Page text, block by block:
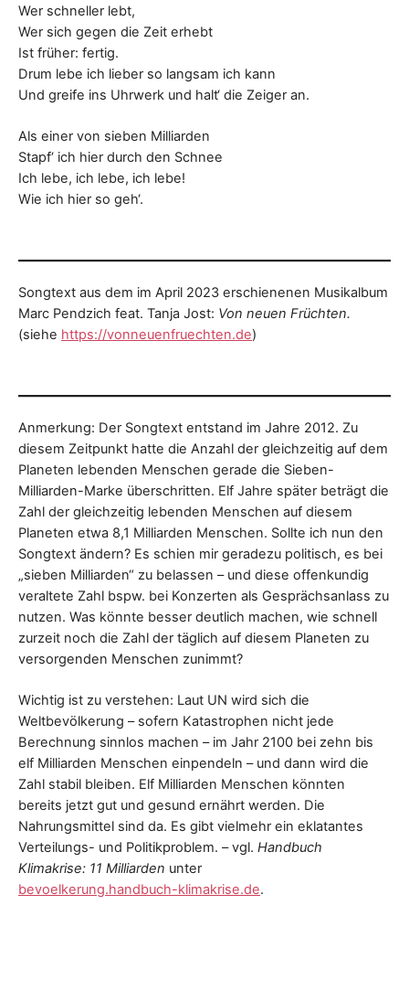
Wer schneller lebt,
Wer sich gegen die Zeit erhebt
Ist früher: fertig.
Drum lebe ich lieber so langsam ich kann
Und greife ins Uhrwerk und halt‘ die Zeiger an.
Als einer von sieben Milliarden
Stapf‘ ich hier durch den Schnee
Ich lebe, ich lebe, ich lebe!
Wie ich hier so geh‘.
Songtext aus dem im April 2023 erschienenen Musikalbum
Marc Pendzich feat. Tanja Jost: Von neuen Früchten.
(siehe https://vonneuenfruechten.de)
Anmerkung: Der Songtext entstand im Jahre 2012. Zu
diesem Zeitpunkt hatte die Anzahl der gleichzeitig auf dem
Planeten lebenden Menschen gerade die Sieben-
Milliarden-Marke überschritten. Elf Jahre später beträgt die
Zahl der gleichzeitig lebenden Menschen auf diesem
Planeten etwa 8,1 Milliarden Menschen. Sollte ich nun den
Songtext ändern? Es schien mir geradezu politisch, es bei
„sieben Milliarden“ zu belassen – und diese offenkundig
veraltete Zahl bspw. bei Konzerten als Gesprächsanlass zu
nutzen. Was könnte besser deutlich machen, wie schnell
zurzeit noch die Zahl der täglich auf diesem Planeten zu
versorgenden Menschen zunimmt?
Wichtig ist zu verstehen: Laut UN wird sich die
Weltbevölkerung – sofern Katastrophen nicht jede
Berechnung sinnlos machen – im Jahr 2100 bei zehn bis
elf Milliarden Menschen einpendeln – und dann wird die
Zahl stabil bleiben. Elf Milliarden Menschen könnten
bereits jetzt gut und gesund ernährt werden. Die
Nahrungsmittel sind da. Es gibt vielmehr ein eklatantes
Verteilungs- und Politikproblem. – vgl. Handbuch
Klimakrise: 11 Milliarden unter
bevoelkerung.handbuch-klimakrise.de.